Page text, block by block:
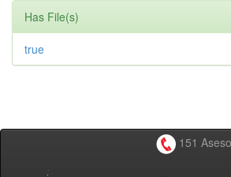
Has File(s)
true
151